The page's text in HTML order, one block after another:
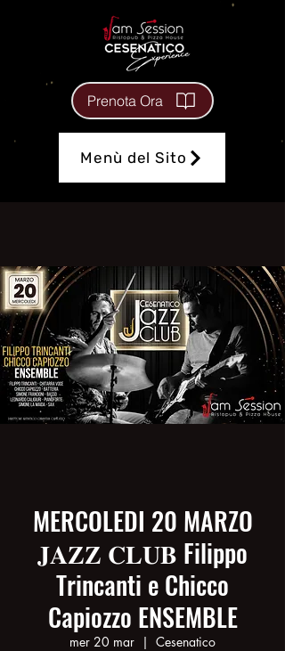
Menù del Sito
Prenota Ora
MERCOLEDI 20 MARZO
𝐉𝐀𝐙𝐙 𝐂𝐋𝐔𝐁 Filippo
Trincanti e Chicco
Capiozzo ENSEMBLE
mer 20 mar
  |
Cesenatico